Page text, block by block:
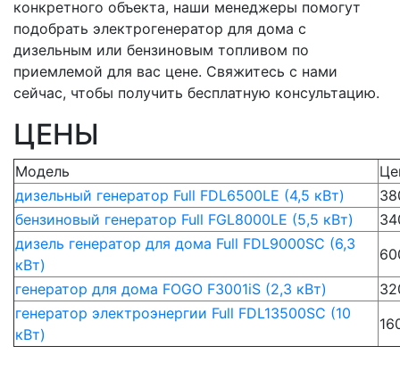
конкретного объекта, наши менеджеры помогут
подобрать электрогенератор для дома с
дизельным или бензиновым топливом по
приемлемой для вас цене. Свяжитесь с нами
сейчас, чтобы получить бесплатную консультацию.
ЦЕНЫ
Модель
дизельный генератор Full FDL6500LE (4,5 кВт)
бензиновый генератор Full FGL8000LE (5,5 кВт)
дизель генератор для дома Full FDL9000SC (6,3
кВт)
генератор для дома FOGO F3001iS (2,3 кВт)
генератор электроэнергии Full FDL13500SC (10
кВт)